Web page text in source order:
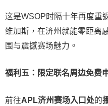
这是WSOP时隔十年再度重
维加斯，在济州就能零距离
围与震撼赛场魅力。
福利五：限定联名周边免费
前往APL济州赛场入口处的